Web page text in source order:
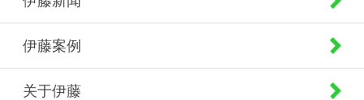
伊藤案例
关于伊藤